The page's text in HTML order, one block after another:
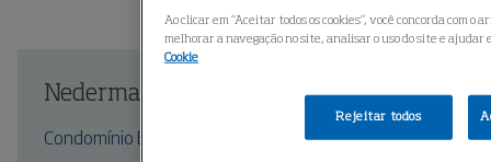
Nederman do Brasil
Condomínio Empresarial Majestic
Ao clicar em “Aceitar todos os cookies”, você concorda com
melhorar a navegação no site, analisar o uso do site e ajudar
Cookie
Rejeitar todos